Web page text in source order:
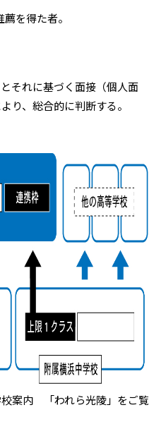
を得た者。
それに基づく面接（個人面
り、総合的に判断する。
案内 「われら光陵」をご覧